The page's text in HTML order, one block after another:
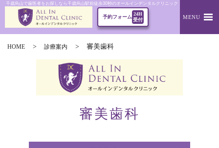
千歳烏山で歯医者をお探しなら千歳烏山駅前徒歩30秒のオールインデンタルクリニック｜審美歯科
予約フォーム
24H
受付
MENU
HOME 診療案内 審美歯科
審美歯科